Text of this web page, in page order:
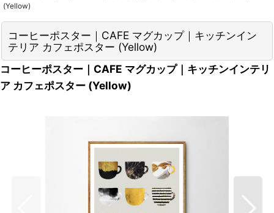
(Yellow)
コーヒーポスター｜CAFE マグカップ｜キッチンイン
テリア カフェポスター (Yellow)
コーヒーポスター｜CAFE マグカップ｜キッチンインテリ
ア カフェポスター (Yellow)